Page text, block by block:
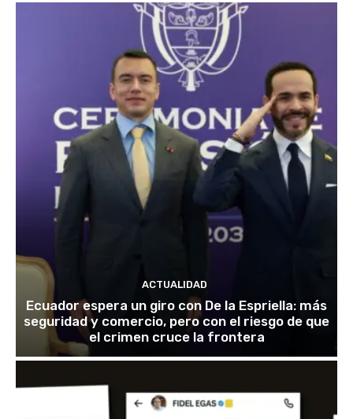
ACTUALIDAD
Ecuador espera un giro con De la Espriella: más
seguridad y comercio, pero con el riesgo de que
el crimen cruce la frontera